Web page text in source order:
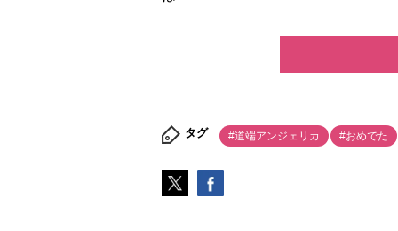
タグ #道端アンジェリカ #おめでた